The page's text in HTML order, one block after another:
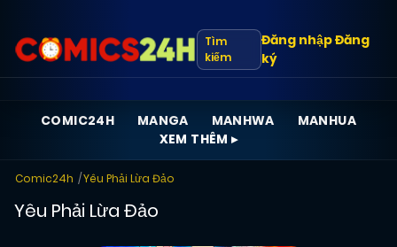
Tìm
kiếm
Đăng nhậpĐăng
ký
COMIC24H MANGA MANHWA
MANHUA
XEM THÊM ▸
Comic24h Yêu Phải Lừa Đảo
Yêu Phải Lừa Đảo